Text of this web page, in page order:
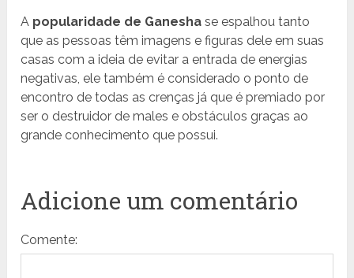
A popularidade de Ganesha se espalhou tanto
que as pessoas têm imagens e figuras dele em suas
casas com a ideia de evitar a entrada de energias
negativas, ele também é considerado o ponto de
encontro de todas as crenças já que é premiado por
ser o destruidor de males e obstáculos graças ao
grande conhecimento que possui.
Adicione um comentário
Comente: